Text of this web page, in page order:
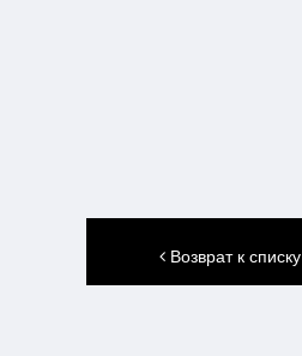
Возврат к списку